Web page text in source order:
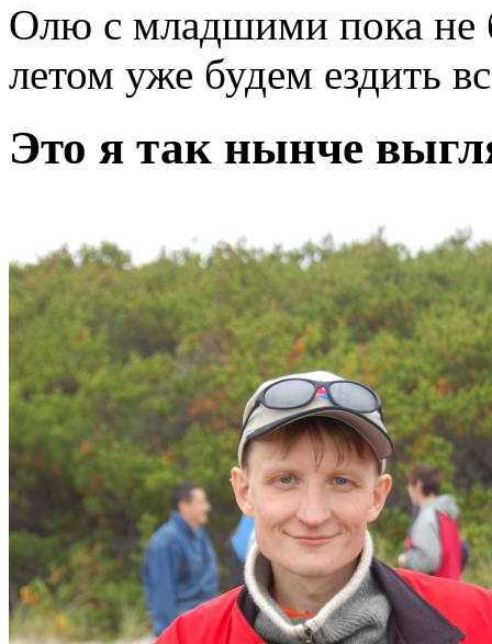
Олю с младшими пока не
летом уже будем ездить
Это я так нынче